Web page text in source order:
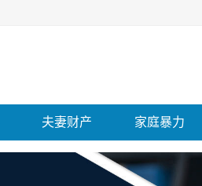
夫妻财产 家庭暴力